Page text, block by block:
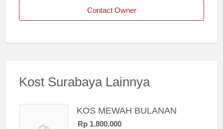
Contact Owner
Kost Surabaya Lainnya
KOS MEWAH BULANAN
Rp 1.800.000